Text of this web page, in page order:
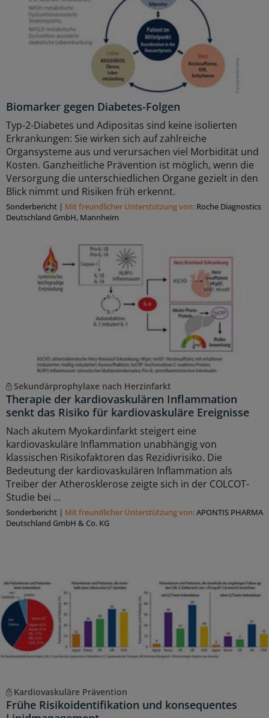
Biomarker gegen Diabetes-Folgen
Typ-2-Diabetes und Adipositas sind keine isolierten
Erkrankungen: Sie wirken sich auf zahlreiche
Organsysteme aus und verursachen viel Morbidität und
Kosten. Ganzheitliche Prävention ist möglich, wenn die
Versorgung die unterschiedlichen Organe gezielt in den
Blick nimmt und Risiken früh erkennt.
Sonderbericht | Mit freundlicher Unterstützung von: Roche Diagnostics
Deutschland GmbH, Mannheim
Sekundärprophylaxe nach Herzinfarkt
Therapie der kardiovaskulären Inflammation
senkt das Risiko für kardiovaskuläre Ereignisse
Nach akutem Myokardinfarkt steigert eine
kardiovaskuläre Inflammation unabhängig von
klassischen Risikofaktoren das Rezidivrisiko. Die
Bedeutung der kardiovaskulären Inflammation als
Treiber der Atherosklerose zeigte sich in der COLCOT-
Studie bei ...
Sonderbericht | Mit freundlicher Unterstützung von:APONTIS PHARMA
Deutschland GmbH & Co. KG
Kardiovaskuläre Prävention
Frühe Risikoidentifikation und konsequentes